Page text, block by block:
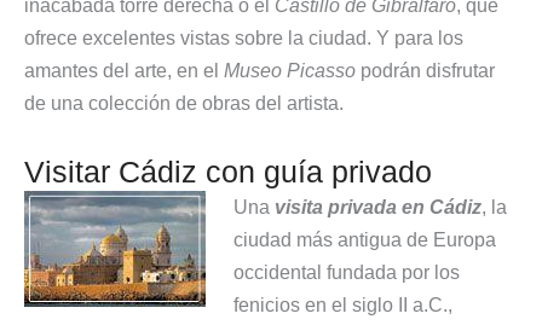
inacabada torre derecha o el Castillo de Gibralfaro, que
ofrece excelentes vistas sobre la ciudad. Y para los
amantes del arte, en el Museo Picasso podrán disfrutar
de una colección de obras del artista.
Visitar Cádiz con guía privado
Una visita privada en Cádiz, la
ciudad más antigua de Europa
occidental fundada por los
fenicios en el siglo II a.C.,